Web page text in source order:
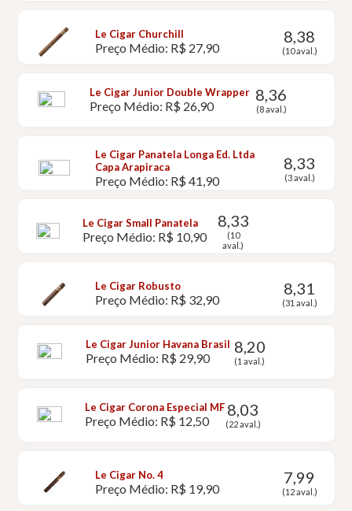
Le Cigar Churchill
Preço Médio: R$ 27,90
8,38
(10 aval.)
Le Cigar Junior Double Wrapper
Preço Médio: R$ 26,90
8,36
(8 aval.)
Le Cigar Panatela Longa Ed. Ltda
Capa Arapiraca
Preço Médio: R$ 41,90
8,33
(3 aval.)
Le Cigar Small Panatela
Preço Médio: R$ 10,90
8,33
(10
aval.)
Le Cigar Robusto
Preço Médio: R$ 32,90
8,31
(31 aval.)
Le Cigar Junior Havana Brasil
Preço Médio: R$ 29,90
8,20
(1 aval.)
Le Cigar Corona Especial MF
Preço Médio: R$ 12,50
8,03
(22 aval.)
Le Cigar No. 4
Preço Médio: R$ 19,90
7,99
(12 aval.)